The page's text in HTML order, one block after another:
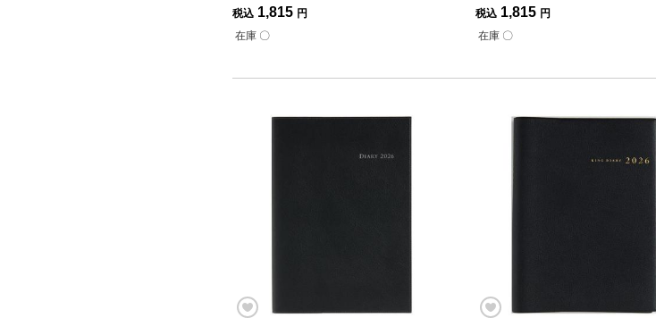
ビー
税込 1,815 円
在庫 〇
ーン
税込 1,815 円
在庫 〇